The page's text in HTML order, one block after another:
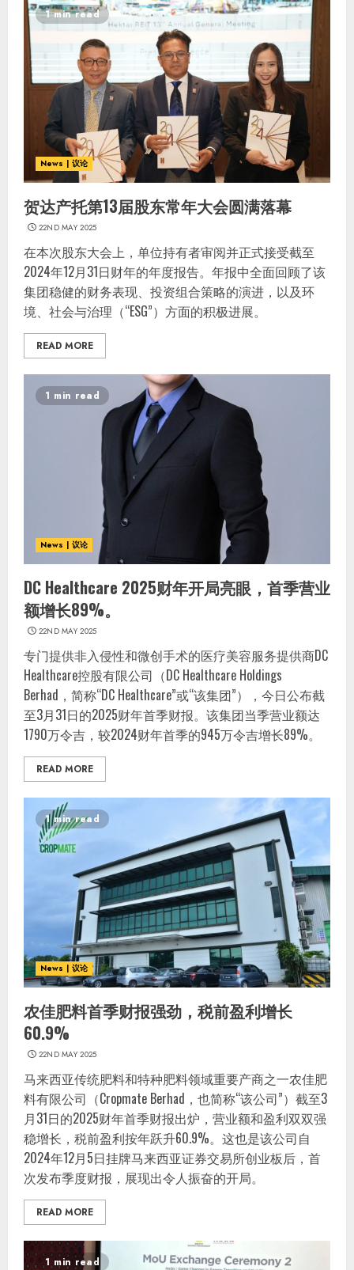
1 min read
News | 议论
贺达产托第13届股东常年大会圆满落幕
22ND MAY 2025
在本次股东大会上，单位持有者审阅并正式接受截至
2024年12月31日财年的年度报告。年报中全面回顾了该
集团稳健的财务表现、投资组合策略的演进，以及环
境、社会与治理（“ESG”）方面的积极进展。
READ MORE
1 min read
News | 议论
DC Healthcare 2025财年开局亮眼，首季营业
额增长89%。
22ND MAY 2025
专门提供非入侵性和微创手术的医疗美容服务提供商DC
Healthcare控股有限公司（DC Healthcare Holdings
Berhad，简称“DC Healthcare”或“该集团”），今日公布截
至3月31日的2025财年首季财报。该集团当季营业额达
1790万令吉，较2024财年首季的945万令吉增长89%。
READ MORE
1 min read
News | 议论
农佳肥料首季财报强劲，税前盈利增长
60.9%
22ND MAY 2025
马来西亚传统肥料和特种肥料领域重要产商之一农佳肥
料有限公司（Cropmate Berhad，也简称“该公司”）截至3
月31日的2025财年首季财报出炉，营业额和盈利双双强
稳增长，税前盈利按年跃升60.9%。这也是该公司自
2024年12月5日挂牌马来西亚证券交易所创业板后，首
次发布季度财报，展现出令人振奋的开局。
READ MORE
1 min read